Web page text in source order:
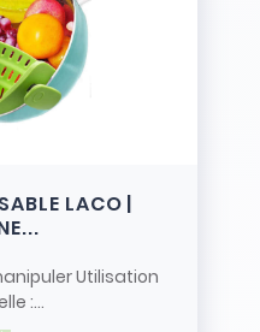
LACO |
Utilisation
:...